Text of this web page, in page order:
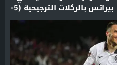
تاريخه بتغلبه على أورلاندو بيراتس بالركلات الترجيحية (5-
4)